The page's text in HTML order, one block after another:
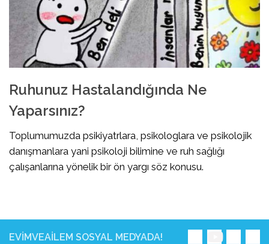
Ruhunuz Hastalandığında Ne
Yaparsınız?
Toplumumuzda psikiyatrlara, psikologlara ve psikolojik
danışmanlara yani psikoloji bilimine ve ruh sağlığı
çalışanlarına yönelik bir ön yargı söz konusu.
EVIMVEAILEM SOSYAL MEDYADA!